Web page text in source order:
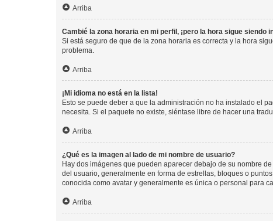
Arriba
Cambié la zona horaria en mi perfil, ¡pero la hora sigue siendo
Si está seguro de que de la zona horaria es correcta y la hora
problema.
Arriba
¡Mi idioma no está en la lista!
Esto se puede deber a que la administración no ha instalado el
necesita. Si el paquete no existe, siéntase libre de hacer una
Arriba
¿Qué es la imagen al lado de mi nombre de usuario?
Hay dos imágenes que pueden aparecer debajo de su nombre
del usuario, generalmente en forma de estrellas, bloques o
conocida como avatar y generalmente es única o personal para
Arriba